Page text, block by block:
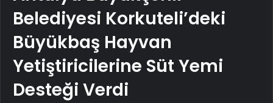
Belediyesi Korkuteli’deki
Büyükbaş Hayvan
Yetiştiricilerine Süt Yemi
Desteği Verdi